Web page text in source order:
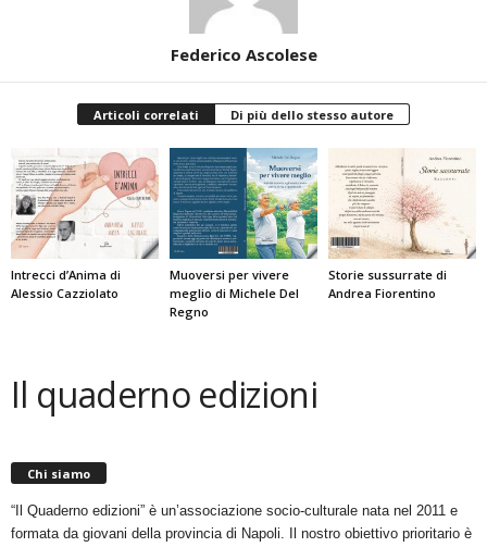
Federico Ascolese
Articoli correlati Di più dello stesso autore
Intrecci d’Anima di
Alessio Cazziolato
Muoversi per vivere
meglio di Michele Del
Regno
Storie sussurrate di
Andrea Fiorentino
Il quaderno edizioni
Chi siamo
“Il Quaderno edizioni” è un’associazione socio-culturale nata nel 2011 e
formata da giovani della provincia di Napoli. Il nostro obiettivo prioritario è